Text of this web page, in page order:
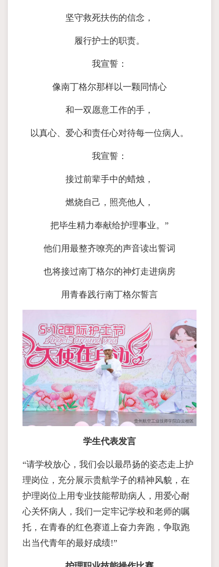
坚守救死扶伤的信念，
履行护士的职责。
我宣誓：
像南丁格尔那样以一颗同情心
和一双愿意工作的手，
以真心、爱心和责任心对待每一位病人。
我宣誓：
接过前辈手中的蜡烛，
燃烧自己，照亮他人，
把毕生精力奉献给护理事业。”
他们用最整齐嘹亮的声音读出誓词
也将接过南丁格尔的神灯走进病房
用青春践行南丁格尔誓言
学生代表发言
“请学校放心，我们会以最昂扬的姿态走上护
理岗位，充分展示贵航学子的精神风貌，在
护理岗位上用专业技能帮助病人，用爱心耐
心关怀病人，我们一定牢记学校和老师的嘱
托，在青春的红色赛道上奋力奔跑，争取跑
出当代青年的最好成绩!”